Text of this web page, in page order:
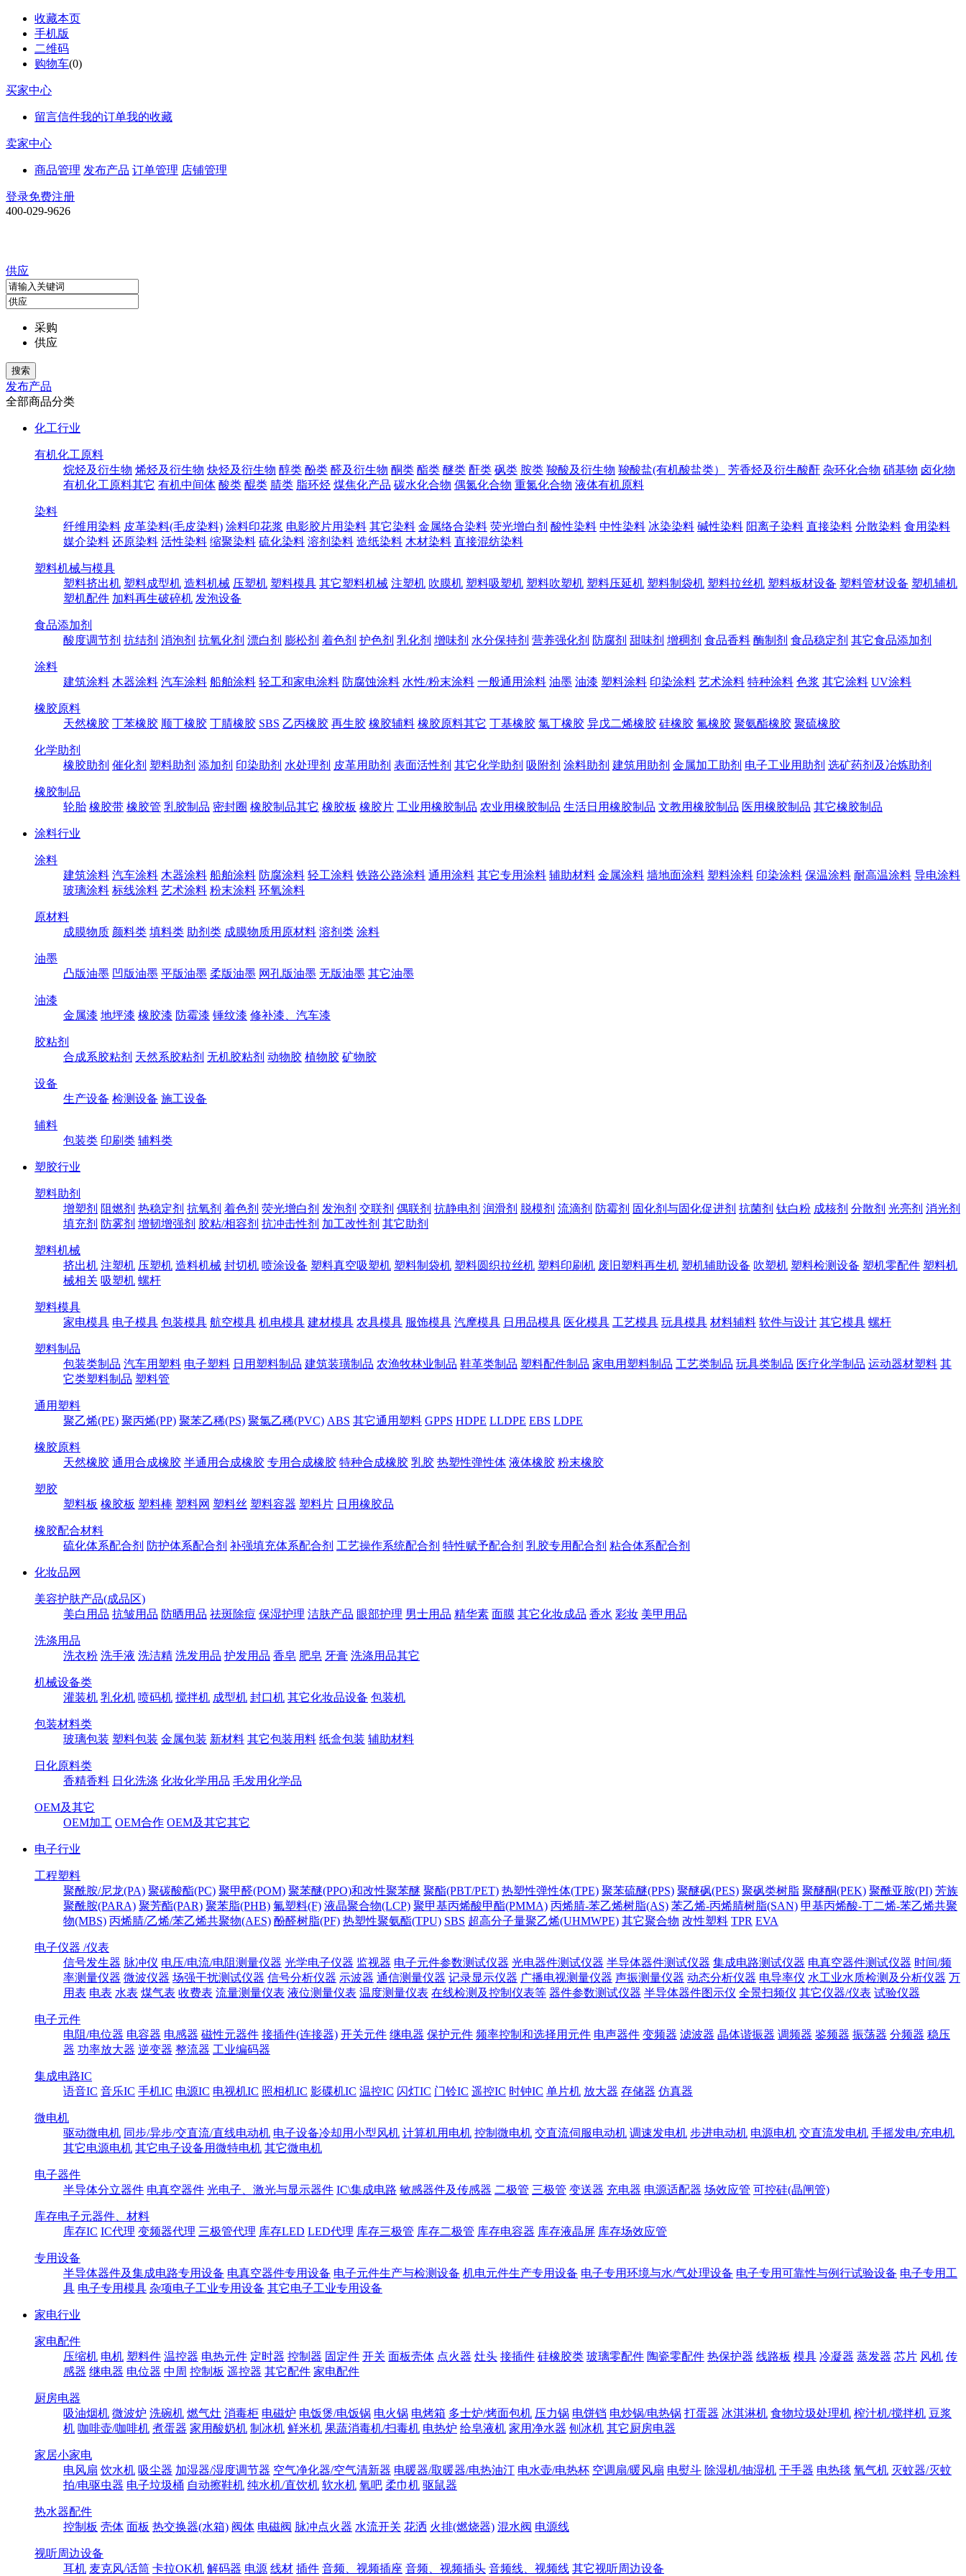
收藏本页
手机版
二维码
购物车(0)
买家中心
留言信件我的订单我的收藏
卖家中心
商品管理 发布产品 订单管理 店铺管理
登录免费注册
400-029-9626
供应
采购
供应
发布产品
全部商品分类
化工行业
有机化工原料
烷烃及衍生物 烯烃及衍生物 炔烃及衍生物 醇类 酚类 醛及衍生物 酮类 酯类 醚类 酐类 砜类 胺类 羧酸及衍生物 羧酸盐(有机酸盐类） 芳香烃及衍生酸酐 杂环化合物 硝基物 卤化物
有机化工原料其它 有机中间体 酸类 醌类 腈类 脂环烃 煤焦化产品 碳水化合物 偶氮化合物 重氮化合物 液体有机原料
染料
纤维用染料 皮革染料(毛皮染料) 涂料印花浆 电影胶片用染料 其它染料 金属络合染料 荧光增白剂 酸性染料 中性染料 冰染染料 碱性染料 阳离子染料 直接染料 分散染料 食用染料
媒介染料 还原染料 活性染料 缩聚染料 硫化染料 溶剂染料 造纸染料 木材染料 直接混纺染料
塑料机械与模具
塑料挤出机 塑料成型机 造料机械 压塑机 塑料模具 其它塑料机械 注塑机 吹膜机 塑料吸塑机 塑料吹塑机 塑料压延机 塑料制袋机 塑料拉丝机 塑料板材设备 塑料管材设备 塑机辅机
塑机配件 加料再生破碎机 发泡设备
食品添加剂
酸度调节剂 抗结剂 消泡剂 抗氧化剂 漂白剂 膨松剂 着色剂 护色剂 乳化剂 增味剂 水分保持剂 营养强化剂 防腐剂 甜味剂 增稠剂 食品香料 酶制剂 食品稳定剂 其它食品添加剂
涂料
建筑涂料 木器涂料 汽车涂料 船舶涂料 轻工和家电涂料 防腐蚀涂料 水性/粉末涂料 一般通用涂料 油墨 油漆 塑料涂料 印染涂料 艺术涂料 特种涂料 色浆 其它涂料 UV涂料
橡胶原料
天然橡胶 丁苯橡胶 顺丁橡胶 丁腈橡胶 SBS 乙丙橡胶 再生胶 橡胶辅料 橡胶原料其它 丁基橡胶 氯丁橡胶 异戊二烯橡胶 硅橡胶 氟橡胶 聚氨酯橡胶 聚硫橡胶
化学助剂
橡胶助剂 催化剂 塑料助剂 添加剂 印染助剂 水处理剂 皮革用助剂 表面活性剂 其它化学助剂 吸附剂 涂料助剂 建筑用助剂 金属加工助剂 电子工业用助剂 选矿药剂及冶炼助剂
橡胶制品
轮胎 橡胶带 橡胶管 乳胶制品 密封圈 橡胶制品其它 橡胶板 橡胶片 工业用橡胶制品 农业用橡胶制品 生活日用橡胶制品 文教用橡胶制品 医用橡胶制品 其它橡胶制品
涂料行业
涂料
建筑涂料 汽车涂料 木器涂料 船舶涂料 防腐涂料 轻工涂料 铁路公路涂料 通用涂料 其它专用涂料 辅助材料 金属涂料 墙地面涂料 塑料涂料 印染涂料 保温涂料 耐高温涂料 导电涂料
玻璃涂料 标线涂料 艺术涂料 粉末涂料 环氧涂料
原材料
成膜物质 颜料类 填料类 助剂类 成膜物质用原材料 溶剂类 涂料
油墨
凸版油墨 凹版油墨 平版油墨 柔版油墨 网孔版油墨 无版油墨 其它油墨
油漆
金属漆 地坪漆 橡胶漆 防霉漆 锤纹漆 修补漆、汽车漆
胶粘剂
合成系胶粘剂 天然系胶粘剂 无机胶粘剂 动物胶 植物胶 矿物胶
设备
生产设备 检测设备 施工设备
辅料
包装类 印刷类 辅料类
塑胶行业
塑料助剂
增塑剂 阻燃剂 热稳定剂 抗氧剂 着色剂 荧光增白剂 发泡剂 交联剂 偶联剂 抗静电剂 润滑剂 脱模剂 流滴剂 防霉剂 固化剂与固化促进剂 抗菌剂 钛白粉 成核剂 分散剂 光亮剂 消光剂
填充剂 防雾剂 增韧增强剂 胶粘/相容剂 抗冲击性剂 加工改性剂 其它助剂
塑料机械
挤出机 注塑机 压塑机 造料机械 封切机 喷涂设备 塑料真空吸塑机 塑料制袋机 塑料圆织拉丝机 塑料印刷机 废旧塑料再生机 塑机辅助设备 吹塑机 塑料检测设备 塑机零配件 塑料机
械相关 吸塑机 螺杆
塑料模具
家电模具 电子模具 包装模具 航空模具 机电模具 建材模具 农具模具 服饰模具 汽摩模具 日用品模具 医化模具 工艺模具 玩具模具 材料辅料 软件与设计 其它模具 螺杆
塑料制品
包装类制品 汽车用塑料 电子塑料 日用塑料制品 建筑装璜制品 农渔牧林业制品 鞋革类制品 塑料配件制品 家电用塑料制品 工艺类制品 玩具类制品 医疗化学制品 运动器材塑料 其
它类塑料制品 塑料管
通用塑料
聚乙烯(PE) 聚丙烯(PP) 聚苯乙稀(PS) 聚氯乙稀(PVC) ABS 其它通用塑料 GPPS HDPE LLDPE EBS LDPE
橡胶原料
天然橡胶 通用合成橡胶 半通用合成橡胶 专用合成橡胶 特种合成橡胶 乳胶 热塑性弹性体 液体橡胶 粉末橡胶
塑胶
塑料板 橡胶板 塑料棒 塑料网 塑料丝 塑料容器 塑料片 日用橡胶品
橡胶配合材料
硫化体系配合剂 防护体系配合剂 补强填充体系配合剂 工艺操作系统配合剂 特性赋予配合剂 乳胶专用配合剂 粘合体系配合剂
化妆品网
美容护肤产品(成品区)
美白用品 抗皱用品 防晒用品 祛斑除痘 保湿护理 洁肤产品 眼部护理 男士用品 精华素 面膜 其它化妆成品 香水 彩妆 美甲用品
洗涤用品
洗衣粉 洗手液 洗洁精 洗发用品 护发用品 香皂 肥皂 牙膏 洗涤用品其它
机械设备类
灌装机 乳化机 喷码机 搅拌机 成型机 封口机 其它化妆品设备 包装机
包装材料类
玻璃包装 塑料包装 金属包装 新材料 其它包装用料 纸盒包装 辅助材料
日化原料类
香精香料 日化洗涤 化妆化学用品 毛发用化学品
OEM及其它
OEM加工 OEM合作 OEM及其它其它
电子行业
工程塑料
聚酰胺/尼龙(PA) 聚碳酸酯(PC) 聚甲醛(POM) 聚苯醚(PPO)和改性聚苯醚 聚酯(PBT/PET) 热塑性弹性体(TPE) 聚苯硫醚(PPS) 聚醚砜(PES) 聚砜类树脂 聚醚酮(PEK) 聚酰亚胺(PI) 芳族
聚酰胺(PARA) 聚芳酯(PAR) 聚苯脂(PHB) 氟塑料(F) 液晶聚合物(LCP) 聚甲基丙烯酸甲酯(PMMA) 丙烯腈-苯乙烯树脂(AS) 苯乙烯-丙烯腈树脂(SAN) 甲基丙烯酸-丁二烯-苯乙烯共聚
物(MBS) 丙烯腈/乙烯/苯乙烯共聚物(AES) 酚醛树脂(PF) 热塑性聚氨酯(TPU) SBS 超高分子量聚乙烯(UHMWPE) 其它聚合物 改性塑料 TPR EVA
电子仪器 /仪表
信号发生器 脉冲仪 电压/电流/电阻测量仪器 光学电子仪器 监视器 电子元件参数测试仪器 光电器件测试仪器 半导体器件测试仪器 集成电路测试仪器 电真空器件测试仪器 时间/频
率测量仪器 微波仪器 场强干扰测试仪器 信号分析仪器 示波器 通信测量仪器 记录显示仪器 广播电视测量仪器 声振测量仪器 动态分析仪器 电导率仪 水工业水质检测及分析仪器 万
用表 电表 水表 煤气表 收费表 流量测量仪表 液位测量仪表 温度测量仪表 在线检测及控制仪表等 器件参数测试仪器 半导体器件图示仪 全景扫频仪 其它仪器/仪表 试验仪器
电子元件
电阻/电位器 电容器 电感器 磁性元器件 接插件(连接器) 开关元件 继电器 保护元件 频率控制和选择用元件 电声器件 变频器 滤波器 晶体谐振器 调频器 鉴频器 振荡器 分频器 稳压
器 功率放大器 逆变器 整流器 工业编码器
集成电路IC
语音IC 音乐IC 手机IC 电源IC 电视机IC 照相机IC 影碟机IC 温控IC 闪灯IC 门铃IC 遥控IC 时钟IC 单片机 放大器 存储器 仿真器
微电机
驱动微电机 同步/异步/交直流/直线电动机 电子设备冷却用小型风机 计算机用电机 控制微电机 交直流伺服电动机 调速发电机 步进电动机 电源电机 交直流发电机 手摇发电/充电机
其它电源电机 其它电子设备用微特电机 其它微电机
电子器件
半导体分立器件 电真空器件 光电子、激光与显示器件 IC\集成电路 敏感器件及传感器 二极管 三极管 变送器 充电器 电源适配器 场效应管 可控硅(晶闸管)
库存电子元器件、材料
库存IC IC代理 变频器代理 三极管代理 库存LED LED代理 库存三极管 库存二极管 库存电容器 库存液晶屏 库存场效应管
专用设备
半导体器件及集成电路专用设备 电真空器件专用设备 电子元件生产与检测设备 机电元件生产专用设备 电子专用环境与水/气处理设备 电子专用可靠性与例行试验设备 电子专用工
具 电子专用模具 杂项电子工业专用设备 其它电子工业专用设备
家电行业
家电配件
压缩机 电机 塑料件 温控器 电热元件 定时器 控制器 固定件 开关 面板壳体 点火器 灶头 接插件 硅橡胶类 玻璃零配件 陶瓷零配件 热保护器 线路板 模具 冷凝器 蒸发器 芯片 风机 传
感器 继电器 电位器 中周 控制板 遥控器 其它配件 家电配件
厨房电器
吸油烟机 微波炉 洗碗机 燃气灶 消毒柜 电磁炉 电饭煲/电饭锅 电火锅 电烤箱 多士炉/烤面包机 压力锅 电饼铛 电炒锅/电热锅 打蛋器 冰淇淋机 食物垃圾处理机 榨汁机/搅拌机 豆浆
机 咖啡壶/咖啡机 煮蛋器 家用酸奶机 制冰机 鲜米机 果蔬消毒机/扫毒机 电热炉 给皂液机 家用净水器 刨冰机 其它厨房电器
家居小家电
电风扇 饮水机 吸尘器 加湿器/湿度调节器 空气净化器/空气清新器 电暖器/取暖器/电热油汀 电水壶/电热杯 空调扇/暖风扇 电熨斗 除湿机/抽湿机 干手器 电热毯 氧气机 灭蚊器/灭蚊
拍/电驱虫器 电子垃圾桶 自动擦鞋机 纯水机/直饮机 软水机 氧吧 柔巾机 驱鼠器
热水器配件
控制板 壳体 面板 热交换器(水箱) 阀体 电磁阀 脉冲点火器 水流开关 花洒 火排(燃烧器) 混水阀 电源线
视听周边设备
耳机 麦克风/话筒 卡拉OK机 解码器 电源 线材 插件 音频、视频插座 音频、视频插头 音频线、视频线 其它视听周边设备